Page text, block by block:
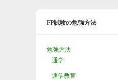
FP試験の勉強方法
勉強方法
通学
通信教育